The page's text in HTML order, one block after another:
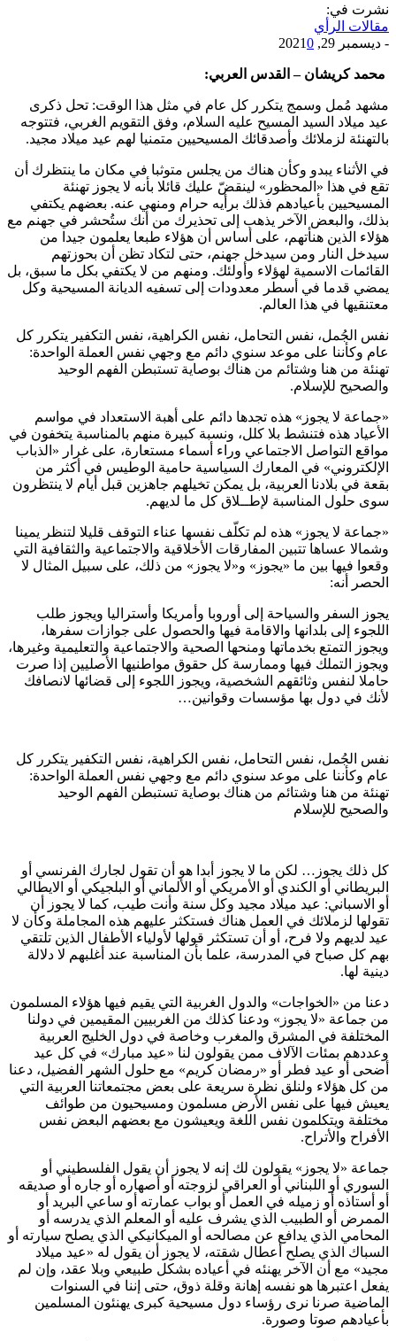
نشرت في:
مقالات الرأي
- ديسمبر 29, 2021 0
محمد كريشان – القدس العربي:
مشهد مُمل وسمج يتكرر كل عام في مثل هذا الوقت: تحل ذكرى
عيد ميلاد السيد المسيح عليه السلام، وفق التقويم الغربي، فتتوجه
بالتهنئة لزملائك وأصدقائك المسيحيين متمنيا لهم عيد ميلاد مجيد.
في الأثناء يبدو وكأن هناك من يجلس متوثبا في مكان ما ينتظرك أن
تقع في هذا «المحظور» لينقضّ عليك قائلا بأنه لا يجوز تهنئة
المسيحيين بأعيادهم فذلك برأيه حرام ومنهي عنه. بعضهم يكتفي
بذلك، والبعض الآخر يذهب إلى تحذيرك من أنك ستُحشر في جهنم مع
هؤلاء الذين هنأتهم، على أساس أن هؤلاء طبعا يعلمون جيدا من
سيدخل النار ومن سيدخل جهنم، حتى لتكاد تظن أن بحوزتهم
القائمات الاسمية لهؤلاء وأولئك. ومنهم من لا يكتفي بكل ما سبق، بل
يمضي قدما في أسطر معدودات إلى تسفيه الديانة المسيحية وكل
معتنقيها في هذا العالم.
نفس الجُمل، نفس التحامل، نفس الكراهية، نفس التكفير يتكرر كل
عام وكأننا على موعد سنوي دائم مع وجهي نفس العملة الواحدة:
تهنئة من هنا وشتائم من هناك بوصاية تستبطن الفهم الوحيد
والصحيح للإسلام.
«جماعة لا يجوز» هذه تجدها دائم على أهبة الاستعداد في مواسم
الأعياد هذه فتنشط بلا كلل، ونسبة كبيرة منهم بالمناسبة يتخفون في
مواقع التواصل الاجتماعي وراء أسماء مستعارة، على غرار «الذباب
الإلكتروني» في المعارك السياسية حامية الوطيس في أكثر من
بقعة في بلادنا العربية، بل يمكن تخيلهم جاهزين قبل أيام لا ينتظرون
سوى حلول المناسبة لإطــلاق كل ما لديهم.
«جماعة لا يجوز» هذه لم تكلّف نفسها عناء التوقف قليلا لتنظر يمينا
وشمالا عساها تتبين المفارقات الأخلاقية والاجتماعية والثقافية التي
وقعوا فيها بين ما «يجوز» و«لا يجوز» من ذلك، على سبيل المثال لا
الحصر أنه:
يجوز السفر والسياحة إلى أوروبا وأمريكا وأستراليا ويجوز طلب
اللجوء إلى بلدانها والاقامة فيها والحصول على جوازات سفرها،
ويجوز التمتع بخدماتها ومنحها الصحية والاجتماعية والتعليمية وغيرها،
ويجوز التملك فيها وممارسة كل حقوق مواطنيها الأصليين إذا صرت
حاملا لنفس وثائقهم الشخصية، ويجوز اللجوء إلى قضائها لانصافك
لأنك في دول بها مؤسسات وقوانين…
نفس الجُمل، نفس التحامل، نفس الكراهية، نفس التكفير يتكرر كل
عام وكأننا على موعد سنوي دائم مع وجهي نفس العملة الواحدة:
تهنئة من هنا وشتائم من هناك بوصاية تستبطن الفهم الوحيد
والصحيح للإسلام
كل ذلك يجوز… لكن ما لا يجوز أبدا هو أن تقول لجارك الفرنسي أو
البريطاني أو الكندي أو الأمريكي أو الألماني أو البلجيكي أو الايطالي
أو الاسباني: عيد ميلاد مجيد وكل سنة وأنت طيب، كما لا يجوز أن
تقولها لزملائك في العمل هناك فستكثر عليهم هذه المجاملة وكأن لا
عيد لديهم ولا فرح، أو أن تستكثر قولها لأولياء الأطفال الذين تلتقي
بهم كل صباح في المدرسة، علما بأن المناسبة عند أغلبهم لا دلالة
دينية لها.
دعنا من «الخواجات» والدول الغربية التي يقيم فيها هؤلاء المسلمون
من جماعة «لا يجوز» ودعنا كذلك من الغربيين المقيمين في دولنا
المختلفة في المشرق والمغرب وخاصة في دول الخليج العربية
وعددهم بمئات الآلاف ممن يقولون لنا «عيد مبارك» في كل عيد
أضحى أو عيد فطر أو «رمضان كريم» مع حلول الشهر الفضيل، دعنا
من كل هؤلاء ولنلق نظرة سريعة على بعض مجتمعاتنا العربية التي
يعيش فيها على نفس الأرض مسلمون ومسيحيون من طوائف
مختلفة ويتكلمون نفس اللغة ويعيشون مع بعضهم البعض نفس
الأفراح والأتراح.
جماعة «لا يجوز» يقولون لك إنه لا يجوز أن يقول الفلسطيني أو
السوري أو اللبناني أو العراقي لزوجته أو أصهاره أو جاره أو صديقه
أو أستاذه أو زميله في العمل أو بواب عمارته أو ساعي البريد أو
الممرض أو الطبيب الذي يشرف عليه أو المعلم الذي يدرسه أو
المحامي الذي يدافع عن مصالحه أو الميكانيكي الذي يصلح سيارته أو
السباك الذي يصلح أعطال شقته، لا يجوز أن يقول له «عيد ميلاد
مجيد» مع أن الآخر يهنئه في أعياده بشكل طبيعي وبلا عقد، وإن لم
يفعل اعتبرها هو نفسه إهانة وقلة ذوق، حتى إننا في السنوات
الماضية صرنا نرى رؤساء دول مسيحية كبرى يهنئون المسلمين
بأعيادهم صوتا وصورة.